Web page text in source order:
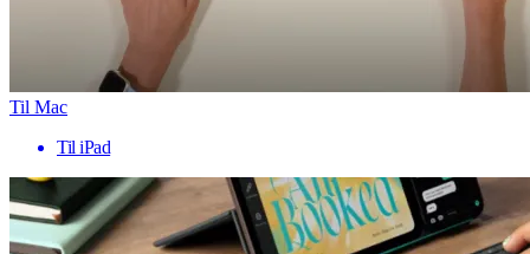
Til Mac
Til iPad